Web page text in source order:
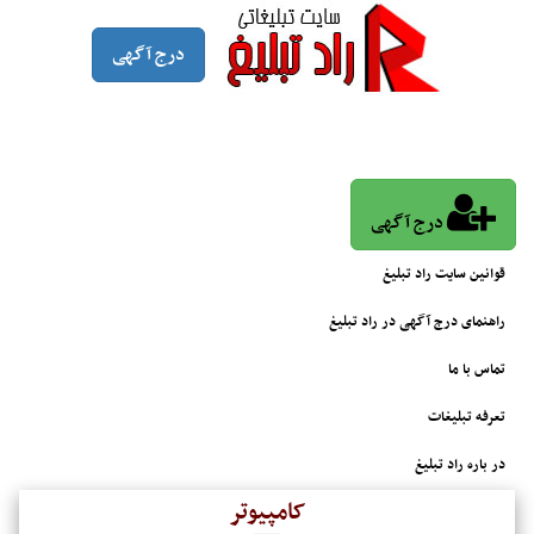
درج آگهی
درج آگهی
قوانین سایت راد تبلیغ
راهنمای درج آگهی در راد تبلیغ
تماس با ما
تعرفه تبلیغات
در باره راد تبلیغ
کامپیوتر